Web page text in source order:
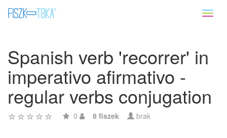
Spanish verb 'recorrer' in
imperativo afirmativo -
regular verbs conjugation
0 8 fiszek brak